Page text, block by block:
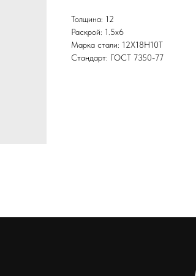
Толщина: 12
Раскрой: 1.5х6
Марка стали: 12Х18Н10Т
Стандарт: ГОСТ 7350-77